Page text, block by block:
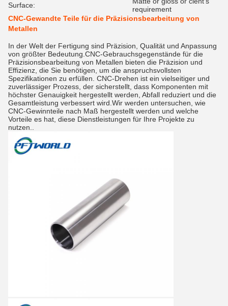
Surface:
requirement
CNC-Gewandte Teile für die Präzisionsbearbeitung von
Metallen
In der Welt der Fertigung sind Präzision, Qualität und Anpassung
von größter Bedeutung.CNC-Gebrauchsgegenstände für die
Präzisionsbearbeitung von Metallen bieten die Präzision und
Effizienz, die Sie benötigen, um die anspruchsvollsten
Spezifikationen zu erfüllen. CNC-Drehen ist ein vielseitiger und
zuverlässiger Prozess, der sicherstellt, dass Komponenten mit
höchster Genauigkeit hergestellt werden, Abfall reduziert und die
Gesamtleistung verbessert wird.Wir werden untersuchen, wie
CNC-Gewinnteile nach Maß hergestellt werden und welche
Vorteile es hat, diese Dienstleistungen für Ihre Projekte zu
nutzen..